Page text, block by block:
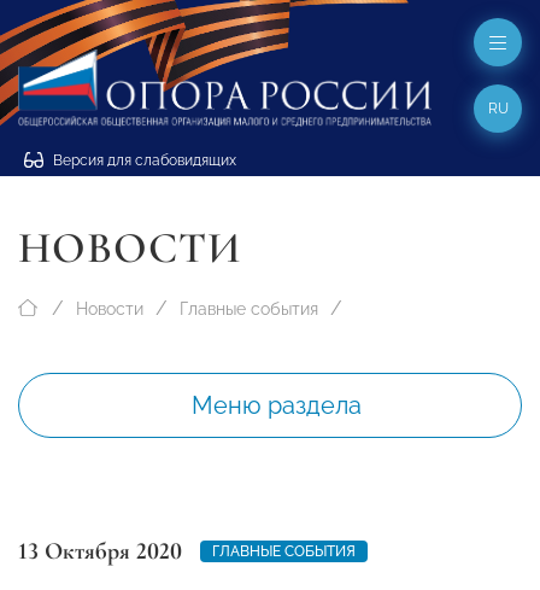
Версия для слабовидящих
RU
НОВОСТИ
Новости Главные события
Меню раздела
13 Октября 2020 ГЛАВНЫЕ СОБЫТИЯ